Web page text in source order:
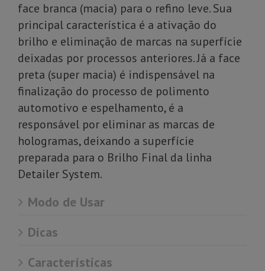
face branca (macia) para o refino leve. Sua
principal característica é a ativação do
brilho e eliminação de marcas na superfície
deixadas por processos anteriores. Já a face
preta (super macia) é indispensável na
finalização do processo de polimento
automotivo e espelhamento, é a
responsável por eliminar as marcas de
hologramas, deixando a superfície
preparada para o Brilho Final da linha
Detailer System.
Modo de Usar
Dicas
Características